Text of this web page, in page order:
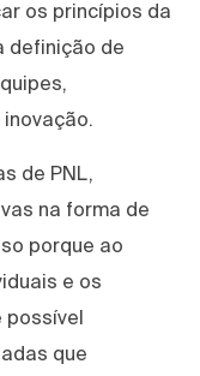
os princípios da
definição de
de PNL,
na forma de
porque ao
e os
possível
que